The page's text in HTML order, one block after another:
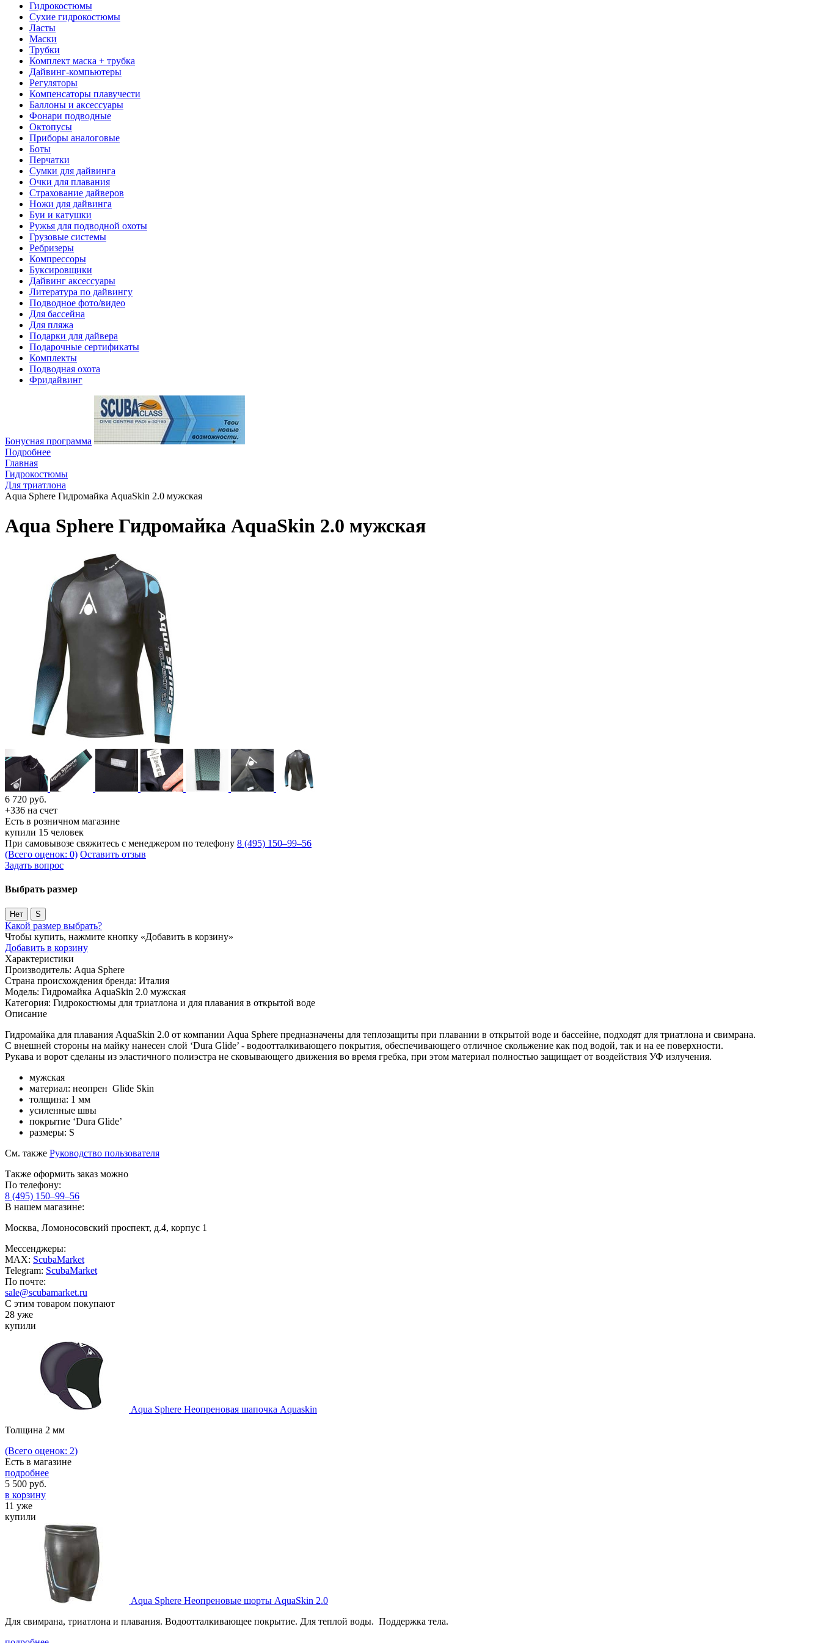
Гидрокостюмы
Сухие гидрокостюмы
Ласты
Маски
Трубки
Комплект маска + трубка
Дайвинг-компьютеры
Регуляторы
Компенсаторы плавучести
Баллоны и аксессуары
Фонари подводные
Октопусы
Приборы аналоговые
Боты
Перчатки
Сумки для дайвинга
Очки для плавания
Страхование дайверов
Ножи для дайвинга
Буи и катушки
Ружья для подводной охоты
Грузовые системы
Ребризеры
Компрессоры
Буксировщики
Дайвинг аксессуары
Литература по дайвингу
Подводное фото/видео
Для бассейна
Для пляжа
Подарки для дайвера
Подарочные сертификаты
Комплекты
Подводная охота
Фридайвинг
Бонусная программа
Подробнее
Главная
Гидрокостюмы
Для триатлона
Aqua Sphere Гидромайка AquaSkin 2.0 мужская
Aqua Sphere Гидромайка AquaSkin 2.0 мужская
6 720 руб.
+336 на счет
Есть в розничном магазине
купили 15 человек
При самовывозе свяжитесь с менеджером по телефону 8 (495) 150–99–56
(Всего оценок: 0) Оставить отзыв
Задать вопрос
Выбрать размер
Нет S
Какой размер выбрать?
Чтобы купить, нажмите кнопку «Добавить в корзину»
Добавить в корзину
Характеристики
Производитель: Aqua Sphere
Страна происхождения бренда: Италия
Модель: Гидромайка AquaSkin 2.0 мужская
Категория: Гидрокостюмы для триатлона и для плавания в открытой воде
Описание
Гидромайка для плавания AquaSkin 2.0 от компании Aqua Sphere предназначены для теплозащиты при плавании в открытой воде и бассейне, подходят для триатлона и свимрана.
С внешней стороны на майку нанесен слой ‘Dura Glide’ - водоотталкивающего покрытия, обеспечивающего отличное скольжение как под водой, так и на ее поверхности.
Рукава и ворот сделаны из эластичного полиэстра не сковывающего движения во время гребка, при этом материал полностью защищает от воздействия УФ излучения.
мужская
материал: неопрен Glide Skin
толщина: 1 мм
усиленные швы
покрытие ‘Dura Glide’
размеры: S
См. также Руководство пользователя
Также оформить заказ можно
По телефону:
8 (495) 150–99–56
В нашем магазине:
Москва, Ломоносовский проспект, д.4, корпус 1
Мессенджеры:
MAX: ScubaMarket
Telegram: ScubaMarket
По почте:
sale@scubamarket.ru
С этим товаром покупают
28 уже
купили
Aqua Sphere Неопреновая шапочка Aquaskin
Толщина 2 мм
(Всего оценок: 2)
Есть в магазине
подробнее
5 500 руб.
в корзину
11 уже
купили
Aqua Sphere Неопреновые шорты AquaSkin 2.0
Для свимрана, триатлона и плавания. Водоотталкивающее покрытие. Для теплой воды. Поддержка тела.